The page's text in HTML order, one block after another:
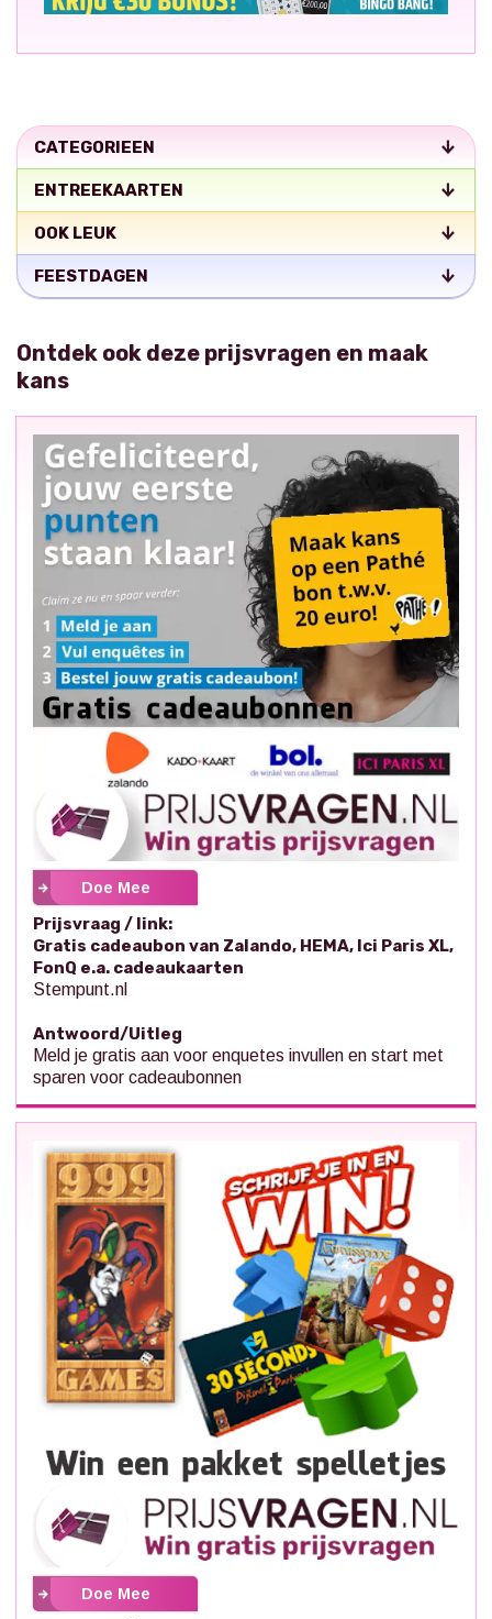
CATEGORIEEN
ENTREEKAARTEN
OOK LEUK
FEESTDAGEN
Ontdek ook deze prijsvragen en maak
kans
Doe Mee
Prijsvraag / link:
Gratis cadeaubon van Zalando, HEMA, Ici Paris XL,
FonQ e.a. cadeaukaarten
Stempunt.nl
Antwoord/Uitleg
Meld je gratis aan voor enquetes invullen en start met
sparen voor cadeaubonnen
Doe Mee